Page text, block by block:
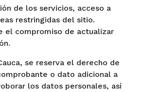
de los servicios, acceso a
restringidas del sitio.
el compromiso de actualizar
se reserva el derecho de
o dato adicional a
los datos personales, así